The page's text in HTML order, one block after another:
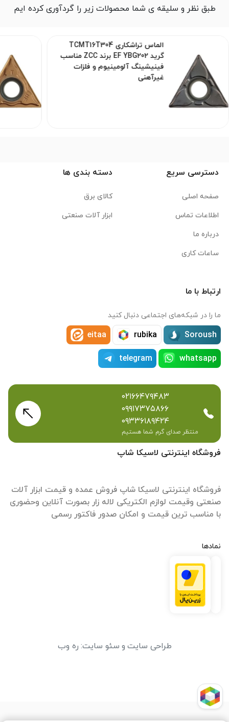
طبق نظر و سلیقه ی شما محصولات زیر را گردآوری کرده ایم
الماس تراشکاری TCMT16T304
گرید EF YBG202 برند ZCC مناسب
فینیشینگ آلومینیوم و فلزات
غیرآهنی
فروشگاه اینترنتی لاسیکا شاپ
فروشگاه اینترنتی لاسیکا شاپ فروش عمده و قیمت ابزار آلات
صنعتی وقیمت لوازم الکتریکی لاله زار بصورت آنلاین وحضوری
با مناسب ترین قیمت و امکان صدور فاکتور رسمی
نمادها
دسترسی سریع
صفحه اصلی
اطلاعات تماس
درباره ما
ساعات کاری
دسته بندی ها
کالای برق
ابزار آلات صنعتی
ارتباط با ما
ما را در شبکه‌های اجتماعی دنبال کنید
Soroush
rubika
eitaa
whatsapp
telegram
۰۲۱۶۶۴۷۹۴۸۳
۰۹۹۱۷۳۷۵۸۶۶
۰۹۳۳۶۱۸۹۴۲۴
منتظر صدای گرم شما هستیم
طراحی سایت و سئو سایت: ره وب